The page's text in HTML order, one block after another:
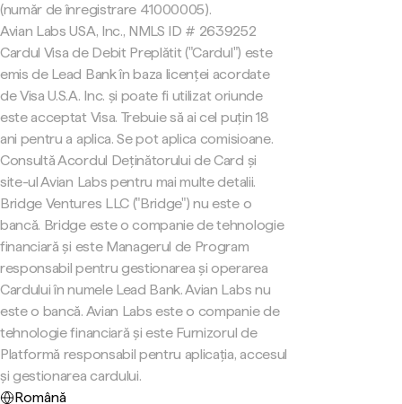
(număr de înregistrare 41000005).
Avian Labs USA, Inc., NMLS ID # 2639252
Cardul Visa de Debit Preplătit ("Cardul") este
emis de Lead Bank în baza licenței acordate
de Visa U.S.A. Inc. și poate fi utilizat oriunde
este acceptat Visa. Trebuie să ai cel puțin 18
ani pentru a aplica. Se pot aplica comisioane.
Consultă Acordul Deținătorului de Card și
site-ul Avian Labs pentru mai multe detalii.
Bridge Ventures LLC ("Bridge") nu este o
bancă. Bridge este o companie de tehnologie
financiară și este Managerul de Program
responsabil pentru gestionarea și operarea
Cardului în numele Lead Bank. Avian Labs nu
este o bancă. Avian Labs este o companie de
tehnologie financiară și este Furnizorul de
Platformă responsabil pentru aplicația, accesul
și gestionarea cardului.
Română